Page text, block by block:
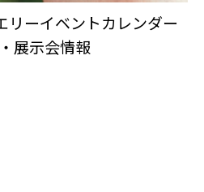
リーイベントカレンダー
展示会情報